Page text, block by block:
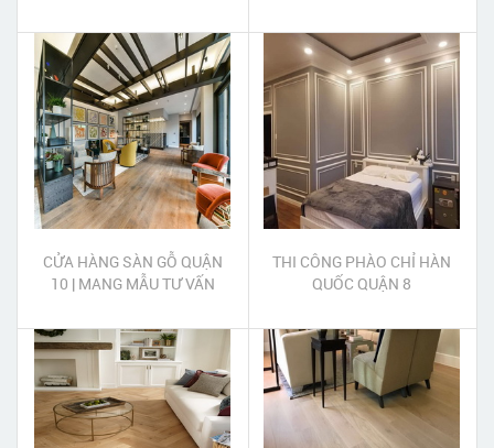
CỬA HÀNG SÀN GỖ QUẬN
10 | MANG MẪU TƯ VẤN
THI CÔNG PHÀO CHỈ HÀN
QUỐC QUẬN 8